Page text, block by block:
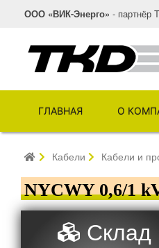
ООО «ВИК-Энерго» - партнёр
ГЛАВНАЯ О
Кабели Кабели и
NYCWY 0,6/1
Склад